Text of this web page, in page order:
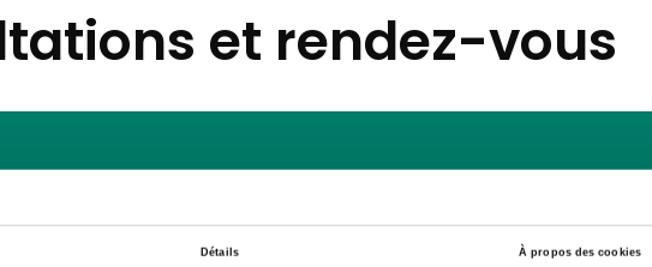
Détails À propos des cookies
et rendez-vous